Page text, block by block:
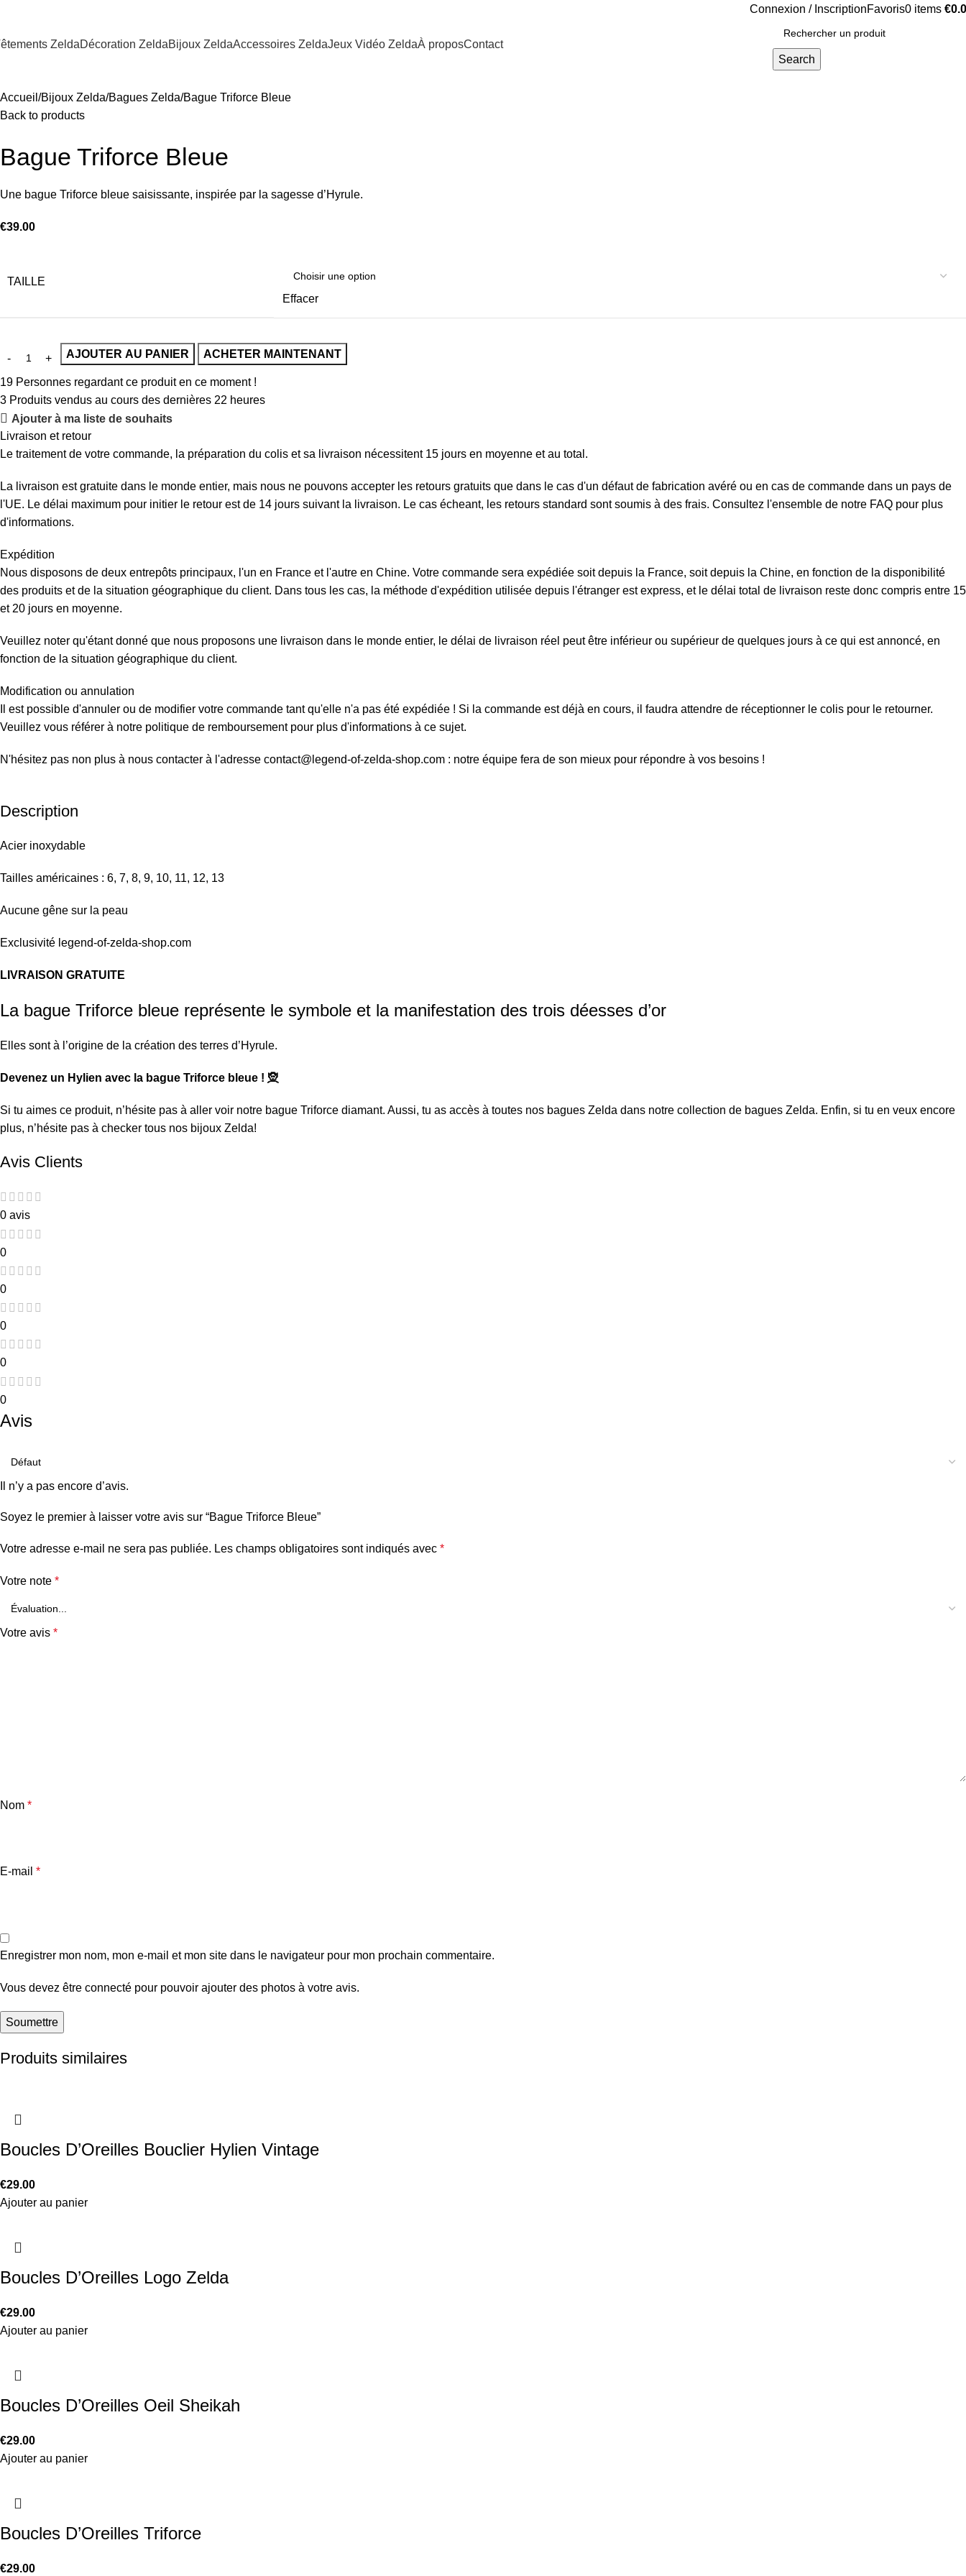
Connexion / InscriptionFavoris0 items €
ZeldaDécoration ZeldaBijoux ZeldaAccessoires ZeldaJeux Vidéo ZeldaÀ proposContact
Search
Accueil Bijoux Zelda Bagues Zelda Bague Triforce Bleue
Back to products
Bague Triforce Bleue
Une bague Triforce bleue saisissante, inspirée par la sagesse d’Hyrule.
€39.00
TAILLE
Effacer
AJOUTER AU PANIER ACHETER MAINTENANT
19 Personnes regardant ce produit en ce moment !
3 Produits vendus au cours des dernières 22 heures
Ajouter à ma liste de souhaits
Livraison et retour
Le traitement de votre commande, la préparation du colis et sa livraison nécessitent 15 jours en moyenne et au total.
La livraison est gratuite dans le monde entier, mais nous ne pouvons accepter les retours gratuits que dans le cas d'un défaut de fabrication avéré ou en cas de commande dans un pays de
l'UE. Le délai maximum pour initier le retour est de 14 jours suivant la livraison. Le cas écheant, les retours standard sont soumis à des frais. Consultez l'ensemble de notre FAQ pour plus
d'informations.
Expédition
Nous disposons de deux entrepôts principaux, l'un en France et l'autre en Chine. Votre commande sera expédiée soit depuis la France, soit depuis la Chine, en fonction de la disponibilité
des produits et de la situation géographique du client. Dans tous les cas, la méthode d'expédition utilisée depuis l'étranger est express, et le délai total de livraison reste donc compris entre 15
et 20 jours en moyenne.
Veuillez noter qu'étant donné que nous proposons une livraison dans le monde entier, le délai de livraison réel peut être inférieur ou supérieur de quelques jours à ce qui est annoncé, en
fonction de la situation géographique du client.
Modification ou annulation
Il est possible d'annuler ou de modifier votre commande tant qu'elle n'a pas été expédiée ! Si la commande est déjà en cours, il faudra attendre de réceptionner le colis pour le retourner.
Veuillez vous référer à notre politique de remboursement pour plus d'informations à ce sujet.
N'hésitez pas non plus à nous contacter à l'adresse contact@legend-of-zelda-shop.com : notre équipe fera de son mieux pour répondre à vos besoins !
Description
Acier inoxydable
Tailles américaines : 6, 7, 8, 9, 10, 11, 12, 13
Aucune gêne sur la peau
Exclusivité legend-of-zelda-shop.com
LIVRAISON GRATUITE
La bague Triforce bleue représente le symbole et la manifestation des trois déesses d’or
Elles sont à l’origine de la création des terres d’Hyrule.
Devenez un Hylien avec la bague Triforce bleue ! 🧝
Si tu aimes ce produit, n’hésite pas à aller voir notre bague Triforce diamant. Aussi, tu as accès à toutes nos bagues Zelda dans notre collection de bagues Zelda. Enfin, si tu en veux encore
plus, n’hésite pas à checker tous nos bijoux Zelda!
Avis Clients
0 avis
0
0
0
0
0
Avis
Il n’y a pas encore d’avis.
Soyez le premier à laisser votre avis sur “Bague Triforce Bleue”
Votre adresse e-mail ne sera pas publiée. Les champs obligatoires sont indiqués avec *
Votre note *
Votre avis *
Nom *
E-mail *
Enregistrer mon nom, mon e-mail et mon site dans le navigateur pour mon prochain commentaire.
Vous devez être connecté pour pouvoir ajouter des photos à votre avis.
Produits similaires
Boucles D’Oreilles Bouclier Hylien Vintage
€29.00
Ajouter au panier
Boucles D’Oreilles Logo Zelda
€29.00
Ajouter au panier
Boucles D’Oreilles Oeil Sheikah
€29.00
Ajouter au panier
Boucles D’Oreilles Triforce
€29.00